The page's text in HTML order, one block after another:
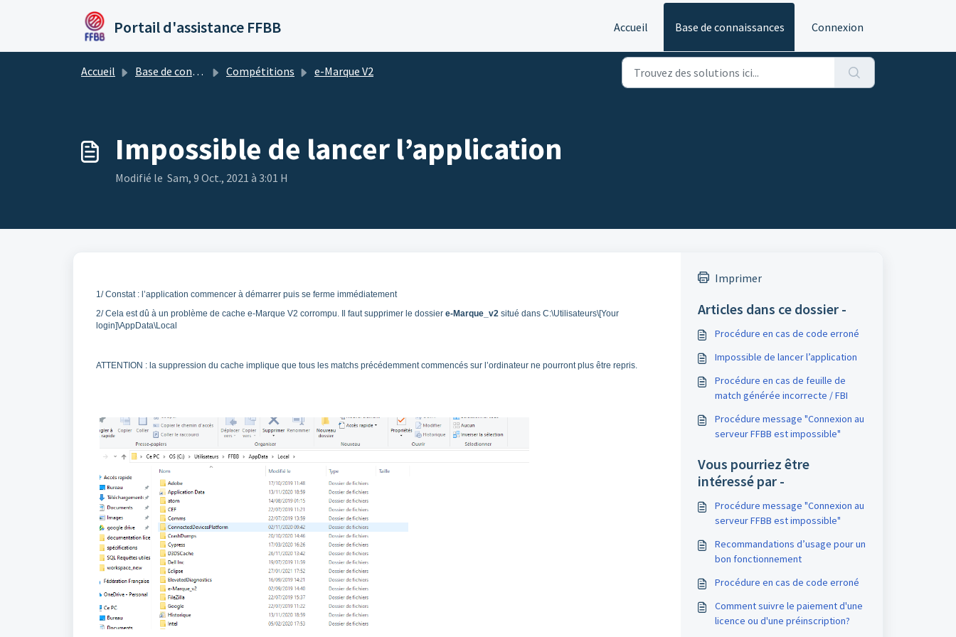
Portail d'assistance FFBB Accueil Base de connaissances Connexion
Accueil Base de connaissances Compétitions e-Marque V2
Impossible de lancer l’application
Modifié le Sam, 9 Oct., 2021 à 3:01 H
1/ Constat : l’application commencer à démarrer puis se ferme immédiatement
2/ Cela est dû à un problème de cache e-Marque V2 corrompu. Il faut supprimer le dossier e-Marque_v2 situé dans C:\Utilisateurs\[Your
login]\AppData\Local
ATTENTION : la suppression du cache implique que tous les matchs précédemment commencés sur l’ordinateur ne pourront plus être repris.
Imprimer
Articles dans ce dossier -
Procédure en cas de code erroné
Impossible de lancer l’application
Procédure en cas de feuille de
match générée incorrecte / FBI
Procédure message "Connexion au
serveur FFBB est impossible"
Vous pourriez être
intéressé par -
Procédure message "Connexion au
serveur FFBB est impossible"
Recommandations d’usage pour un
bon fonctionnement
Procédure en cas de code erroné
Comment suivre le paiement d'une
licence ou d'une préinscription?